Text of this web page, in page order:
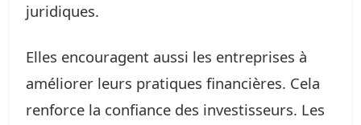
juridiques.
Elles encouragent aussi les entreprises à
améliorer leurs pratiques financières. Cela
renforce la confiance des investisseurs. Les